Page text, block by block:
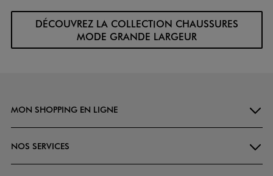
DÉCOUVREZ LA COLLECTION CHAUSSURES
MODE GRANDE LARGEUR
MON SHOPPING EN LIGNE
NOS SERVICES